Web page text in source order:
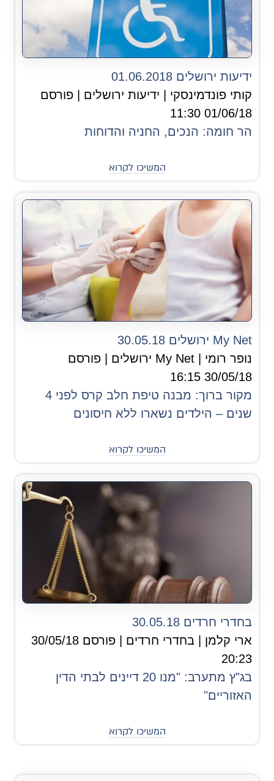
ידיעות ירושלים 01.06.2018
קותי פונדמינסקי | ידיעות ירושלים | פורסם
01/06/18 11:30
הר חומה: הנכים, החניה והדוחות
המשיכו לקרוא
My Net ירושלים 30.05.18
נופר רומי | My Net ירושלים | פורסם
30/05/18 16:15
מקור ברוך: מבנה טיפת חלב קרס לפני 4
שנים – הילדים נשארו ללא חיסונים
המשיכו לקרוא
בחדרי חרדים 30.05.18
ארי קלמן | בחדרי חרדים | פורסם 30/05/18
20:23
בג"ץ מתערב: "מנו 20 דיינים לבתי הדין
האזוריים"
המשיכו לקרוא